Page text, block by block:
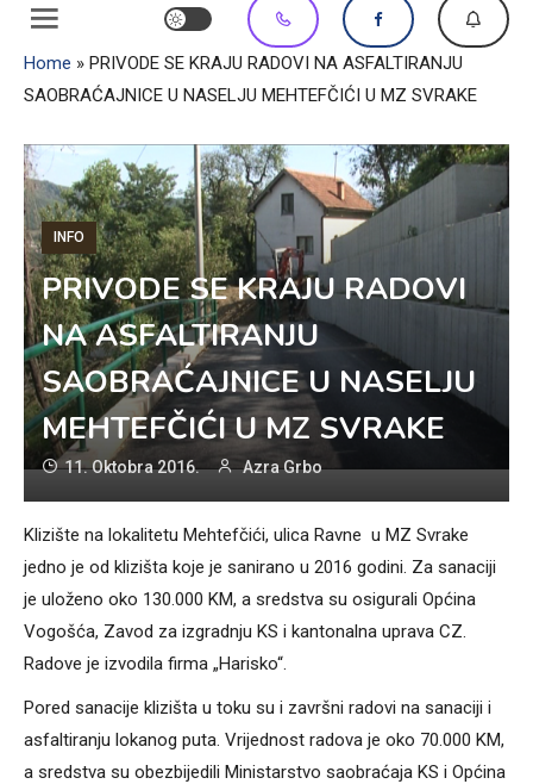
Home » PRIVODE SE KRAJU RADOVI NA ASFALTIRANJU
SAOBRAĆAJNICE U NASELJU MEHTEFČIĆI U MZ SVRAKE
INFO
PRIVODE SE KRAJU RADOVI
NA ASFALTIRANJU
SAOBRAĆAJNICE U NASELJU
MEHTEFČIĆI U MZ SVRAKE
11. Oktobra 2016. Azra Grbo
Klizište na lokalitetu Mehtefčići, ulica Ravne u MZ Svrake
jedno je od klizišta koje je sanirano u 2016 godini. Za sanaciji
je uloženo oko 130.000 KM, a sredstva su osigurali Općina
Vogošća, Zavod za izgradnju KS i kantonalna uprava CZ.
Radove je izvodila firma „Harisko“.
Pored sanacije klizišta u toku su i završni radovi na sanaciji i
asfaltiranju lokanog puta. Vrijednost radova je oko 70.000 KM,
a sredstva su obezbijedili Ministarstvo saobraćaja KS i Općina